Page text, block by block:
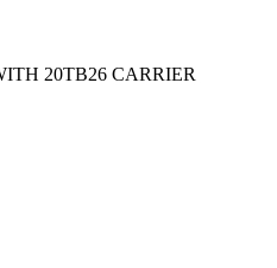
20TB26 CARRIER